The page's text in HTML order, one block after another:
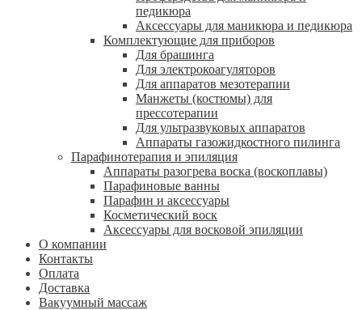
педикюра
Аксессуары для маникюра и педикюра
Комплектующие для приборов
Для брашинга
Для электрокоагуляторов
Для аппаратов мезотерапии
Манжеты (костюмы) для
прессотерапии
Для ультразвуковых аппаратов
Аппараты газожидкостного пилинга
Парафинотерапия и эпиляция
Аппараты разогрева воска (воскоплавы)
Парафиновые ванны
Парафин и аксессуары
Косметический воск
Аксессуары для восковой эпиляции
О компании
Контакты
Оплата
Доставка
Вакуумный массаж